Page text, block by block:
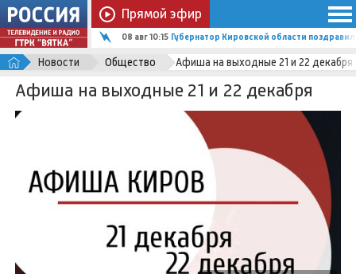
Прямой эфир
08 авг 10:15 Губернатор Кировской области
Новости Общество Афиша на выходные 21 и 22 декабря
Афиша на выходные 21 и 22 декабря